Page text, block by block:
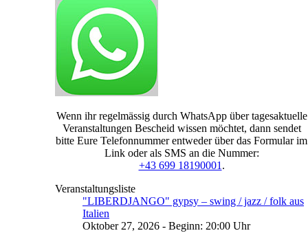
Wenn ihr regelmässig durch WhatsApp über tagesaktuelle
Veranstaltungen Bescheid wissen möchtet, dann sendet
bitte Eure Telefonnummer entweder über das Formular im
Link oder als SMS an die Nummer:
+43 699 18190001 .
Veranstaltungsliste
"LIBERDJANGO" gypsy – swing / jazz / folk aus
Italien
Oktober 27, 2026 - Beginn: 20:00 Uhr